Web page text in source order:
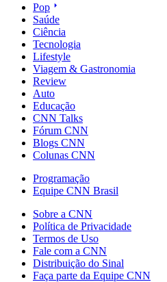
Pop
Saúde
Ciência
Tecnologia
Lifestyle
Viagem & Gastronomia
Review
Auto
Educação
CNN Talks
Fórum CNN
Blogs CNN
Colunas CNN
Programação
Equipe CNN Brasil
Sobre a CNN
Política de Privacidade
Termos de Uso
Fale com a CNN
Distribuição do Sinal
Faça parte da Equipe CNN